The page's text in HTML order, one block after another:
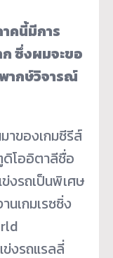
คนี้มีการ
ซึ่งผมจะขอ
ากษ์วิจารณ์
าของเกมซีรีส์
โออิตาลีชื่อ
งรถเป็นพิเศษ
นเกมเรซซิ่ง
ข่งรถแรลลี่